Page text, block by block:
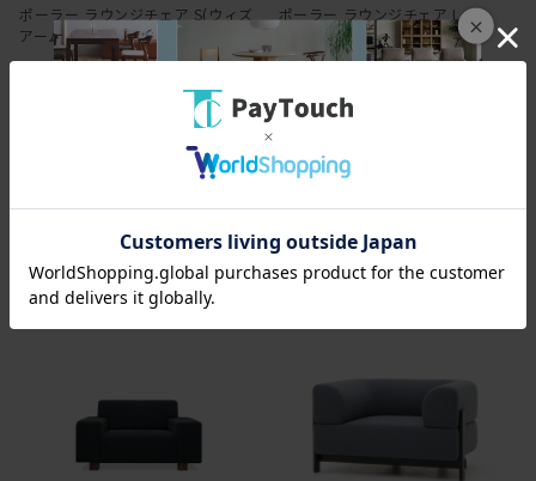
×
ポーラー ラウンジチェア S(ウィズ
アームズ)
￥192,500
ポーラー ラウンジチェア L
￥183,700
バリエーション：あり
在庫：○